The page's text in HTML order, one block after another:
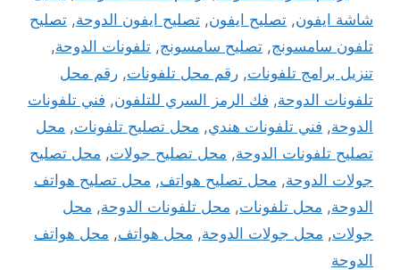
شاشة ايفون, تصليح ايفون, تصليح ايفون الدوحة, تصليح
تلفون سامسونج, تصليح سامسونج, تلفونات الدوحة,
تنزيل برامج تلفونات, رقم محل تلفونات, رقم محل
تلفونات الدوحة, فك الرمز السري للتلفون, فني تلفونات
الدوحة, فني تلفونات هندي, محل تصليح تلفونات, محل
تصليح تلفونات الدوحة, محل تصليح جولات, محل تصليح
جولات الدوحة, محل تصليح هواتف, محل تصليح هواتف
الدوحة, محل تلفونات, محل تلفونات الدوحة, محل
جولات, محل جولات الدوحة, محل هواتف, محل هواتف
الدوحة